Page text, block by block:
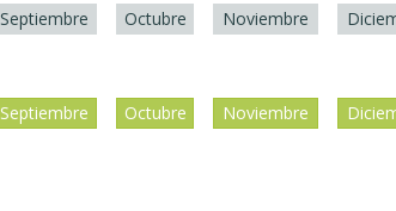
Septiembre Octubre Noviembre
Septiembre Octubre Noviembre